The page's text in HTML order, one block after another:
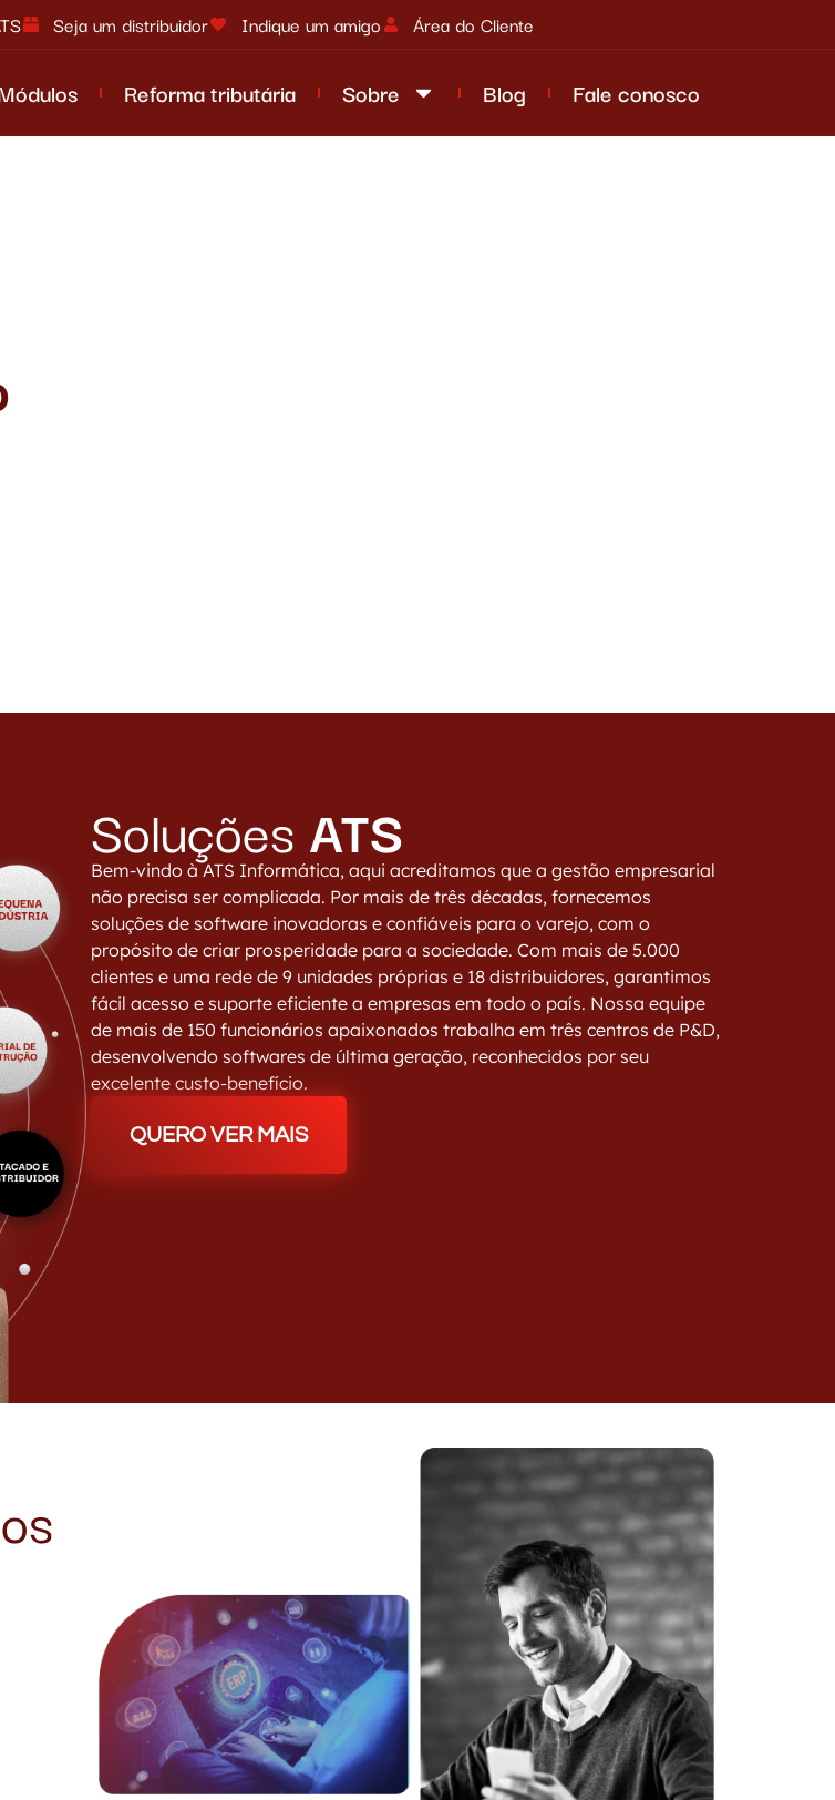
Seja um distribuidor Indique um amigo Área do Cliente
Reforma tributária Sobre Blog Fale conosco
Soluções ATS
Bem-vindo à ATS Informática, aqui acreditamos que a gestão empresarial
não precisa ser complicada. Por mais de três décadas, fornecemos
soluções de software inovadoras e confiáveis para o varejo, com o
propósito de criar prosperidade para a sociedade. Com mais de 5.000
clientes e uma rede de 9 unidades próprias e 18 distribuidores, garantimos
fácil acesso e suporte eficiente a empresas em todo o país. Nossa equipe
de mais de 150 funcionários apaixonados trabalha em três centros de P&D,
desenvolvendo softwares de última geração, reconhecidos por seu
excelente custo-benefício.
QUERO VER MAIS